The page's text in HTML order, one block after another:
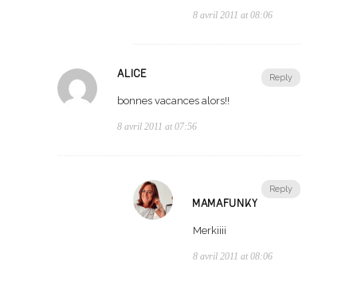
8 avril 2011 at 08:06
Reply
ALICE
bonnes vacances alors!!
8 avril 2011 at 07:56
Reply
MAMAFUNKY
Merkiiii
8 avril 2011 at 08:06